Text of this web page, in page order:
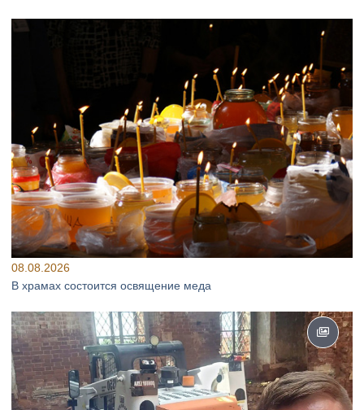
08.08.2026
В храмах состоится освящение меда